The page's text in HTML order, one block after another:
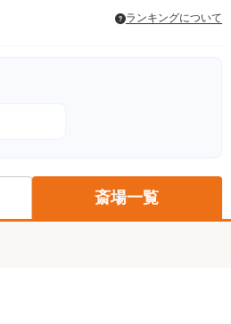
ランキングについて
斎場一覧